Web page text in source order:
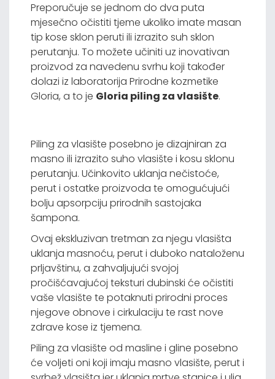
Preporučuje se jednom do dva puta
mjesečno očistiti tjeme ukoliko imate masan
tip kose sklon peruti ili izrazito suh sklon
perutanju. To možete učiniti uz inovativan
proizvod za navedenu svrhu koji također
dolazi iz laboratorija Prirodne kozmetike
Gloria, a to je Gloria piling za vlasište.
Piling za vlasište posebno je dizajniran za
masno ili izrazito suho vlasište i kosu sklonu
perutanju. Učinkovito uklanja nečistoće,
perut i ostatke proizvoda te omogućujući
bolju apsorpciju prirodnih sastojaka
šampona.
Ovaj ekskluzivan tretman za njegu vlasišta
uklanja masnoću, perut i duboko nataloženu
prljavštinu, a zahvaljujući svojoj
pročišćavajućoj teksturi dubinski će očistiti
vaše vlasište te potaknuti prirodni proces
njegove obnove i cirkulaciju te rast nove
zdrave kose iz tjemena.
Piling za vlasište od masline i gline posebno
će voljeti oni koji imaju masno vlasište, perut i